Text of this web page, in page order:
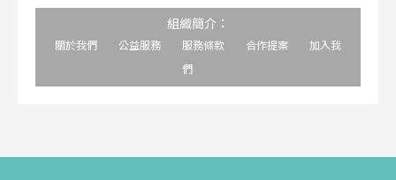
組織簡介：
關於我們 公益服務 服務條款 合作提案
加入我
們